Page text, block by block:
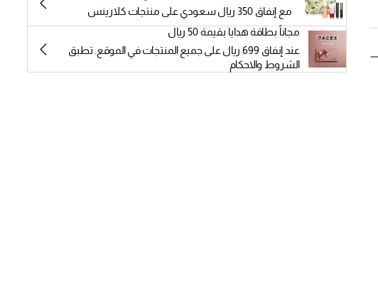
مع إنفاق 350 ريال سعودي على منتجات كلارينس
مجاناً بطاقة هدايا بقيمة 50 ريال
عند إنفاق 699 ريال على جميع المنتجات في الموقع. تطبق
الشروط والاحكام